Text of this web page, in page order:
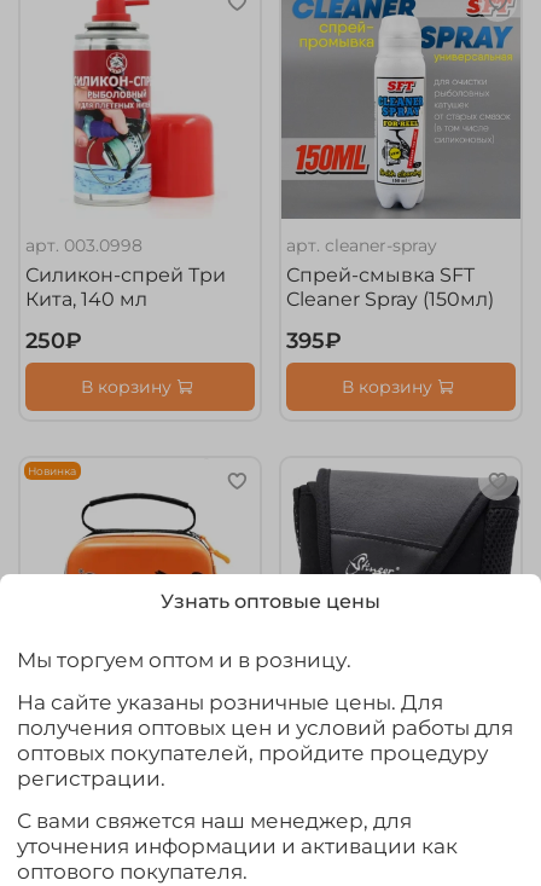
арт. 003.0998
Силикон-спрей Три
Кита, 140 мл
250₽
В корзину
арт.cleaner-spray
Спрей-смывка SFT
Cleaner Spray (150мл)
395₽
В корзину
Новинка
арт.VD-RC-GIGA
Футляр для катушек
Vido Craft REEL COVER
1 080₽
Выбрать товар из 4 шт.
арт.ML (1000-2500)
Чехол для катушки
850₽
Узнать оптовые цены
Мы торгуем оптом и в розницу.
На сайте указаны розничные цены. Для
получения оптовых цен и условий работы для
оптовых покупателей, пройдите процедуру
регистрации.
С вами свяжется наш менеджер, для
уточнения информации и активации как
оптового покупателя.